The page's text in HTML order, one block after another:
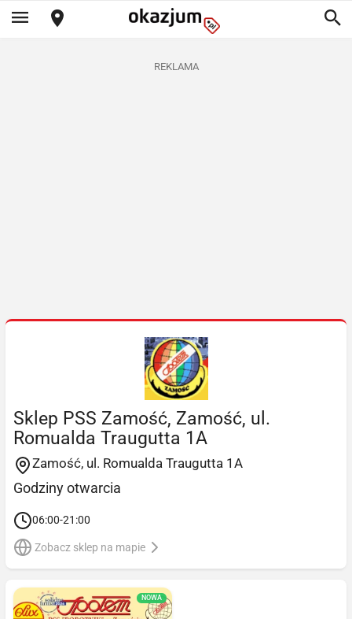
REKLAMA
Sklep PSS Zamość, Zamość, ul.
Romualda Traugutta 1A
Zamość, ul. Romualda Traugutta 1A
Godziny otwarcia
06:00-21:00
Zobacz sklep na mapie
NOWA